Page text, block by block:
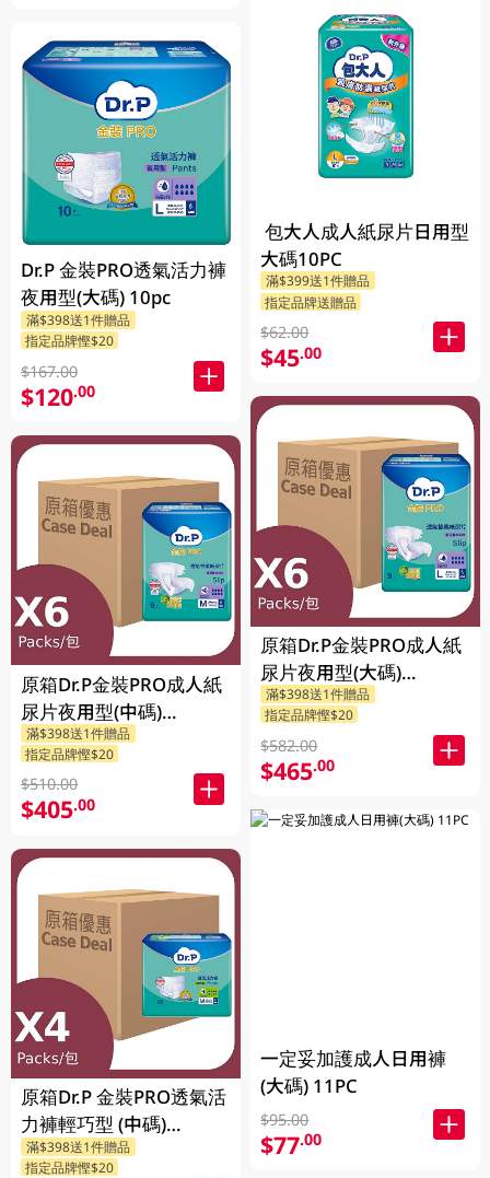
Dr.P 金裝PRO透氣活力褲
夜用型(大碼) 10pc
滿$398送1件贈品
指定品牌慳$20
$167.00
$120.00
原箱Dr.P金裝PRO成人紙
尿片夜用型(中碼)
6X9PCS
滿$398送1件贈品
指定品牌慳$20
$510.00
$405.00
原箱Dr.P 金裝PRO透氣活
力褲輕巧型 (中碼)
4X12PCS
滿$398送1件贈品
指定品牌慳$20
包大人成人紙尿片日用型
大碼10PC
滿$399送1件贈品
指定品牌送贈品
$62.00
$45.00
原箱Dr.P金裝PRO成人紙
尿片夜用型(大碼)
6X9PCS
滿$398送1件贈品
指定品牌慳$20
$582.00
$465.00
一定妥加護成人日用褲
(大碼) 11PC
$95.00
$77.00